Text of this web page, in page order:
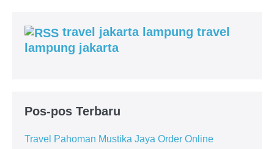
travel jakarta lampung travel
lampung jakarta
Pos-pos Terbaru
Travel Pahoman Mustika Jaya Order Online